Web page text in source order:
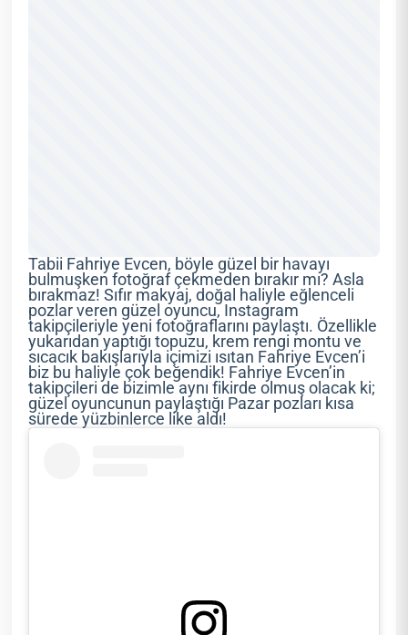
Tabii Fahriye Evcen, böyle güzel bir havayı
bulmuşken fotoğraf çekmeden bırakır mı? Asla
bırakmaz! Sıfır makyaj, doğal haliyle eğlenceli
pozlar veren güzel oyuncu, Instagram
takipçileriyle yeni fotoğraflarını paylaştı. Özellikle
yukarıdan yaptığı topuzu, krem rengi montu ve
sıcacık bakışlarıyla içimizi ısıtan Fahriye Evcen’i
biz bu haliyle çok beğendik! Fahriye Evcen’in
takipçileri de bizimle aynı fikirde olmuş olacak ki;
güzel oyuncunun paylaştığı Pazar pozları kısa
sürede yüzbinlerce like aldı!